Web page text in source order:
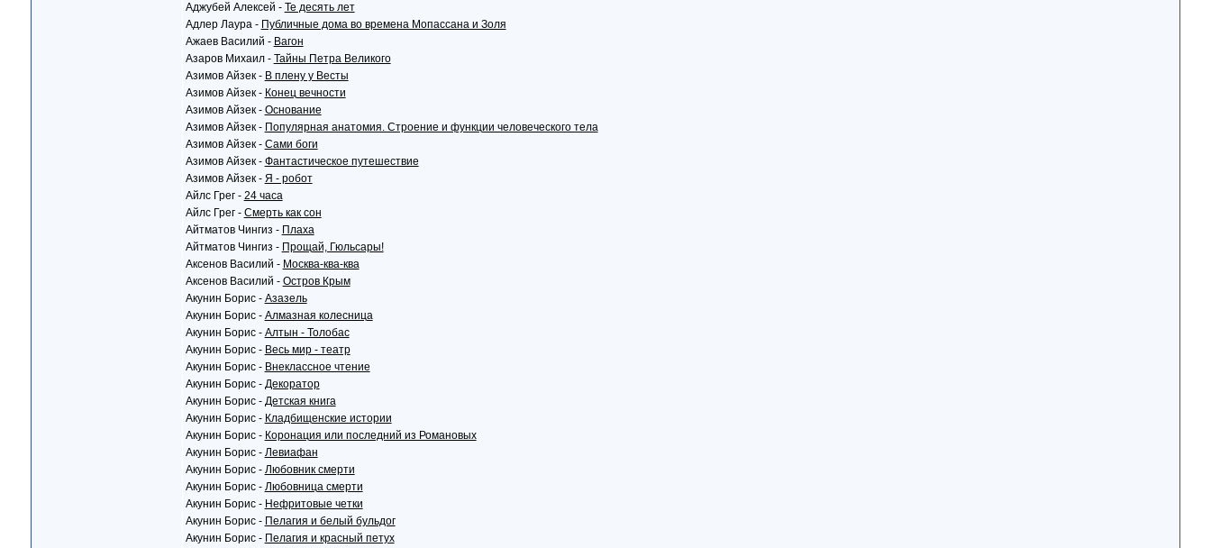
Аджубей Алексей - Те десять лет
Адлер Лаура - Публичные дома во времена Мопассана и Золя
Ажаев Василий - Вагон
Азаров Михаил - Тайны Петра Великого
Азимов Айзек - В плену у Весты
Азимов Айзек - Конец вечности
Азимов Айзек - Основание
Азимов Айзек - Популярная анатомия. Строение и функции человеческого тела
Азимов Айзек - Сами боги
Азимов Айзек - Фантастическое путешествие
Азимов Айзек - Я - робот
Айлс Грег - 24 часа
Айлс Грег - Смерть как сон
Айтматов Чингиз - Плаха
Айтматов Чингиз - Прощай, Гюльсары!
Аксенов Василий - Москва-ква-ква
Аксенов Василий - Остров Крым
Акунин Борис - Азазель
Акунин Борис - Алмазная колесница
Акунин Борис - Алтын - Толобас
Акунин Борис - Весь мир - театр
Акунин Борис - Внеклассное чтение
Акунин Борис - Декоратор
Акунин Борис - Детская книга
Акунин Борис - Кладбищенские истории
Акунин Борис - Коронация или последний из Романовых
Акунин Борис - Левиафан
Акунин Борис - Любовник смерти
Акунин Борис - Любовница смерти
Акунин Борис - Нефритовые четки
Акунин Борис - Пелагия и белый бульдог
Акунин Борис - Пелагия и красный петух